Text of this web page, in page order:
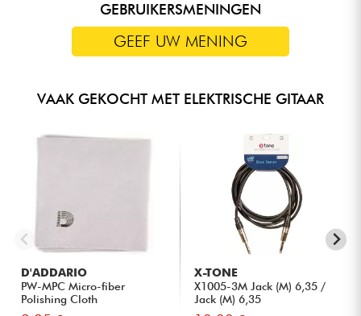
GEBRUIKERSMENINGEN
GEEF UW MENING
VAAK GEKOCHT MET ELEKTRISCHE GITAAR
D'ADDARIO
PW-MPC Micro-fiber
Polishing Cloth
X-TONE
X1005-3M Jack (M) 6,35 /
Jack (M) 6,35